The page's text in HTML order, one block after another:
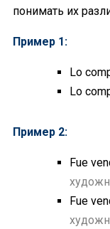
понимать их
Пример 1:
Lo
Lo
Пример 2:
Fue
Fue